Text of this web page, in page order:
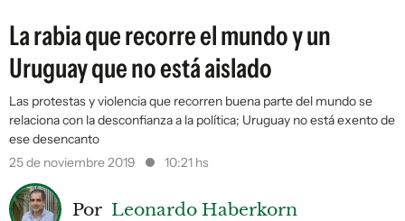
La rabia que recorre el mundo y un
Uruguay que no está aislado
Las protestas y violencia que recorren buena parte del mundo se
relaciona con la desconfianza a la política; Uruguay no está exento de
ese desencanto
25 de noviembre 2019
10:21 hs
Por Leonardo Haberkorn